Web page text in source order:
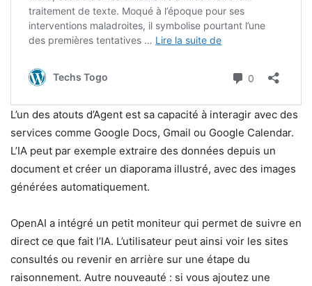
L’un des atouts d’Agent est sa capacité à interagir avec des
services comme Google Docs, Gmail ou Google Calendar.
L’IA peut par exemple extraire des données depuis un
document et créer un diaporama illustré, avec des images
générées automatiquement.
OpenAI a intégré un petit moniteur qui permet de suivre en
direct ce que fait l’IA. L’utilisateur peut ainsi voir les sites
consultés ou revenir en arrière sur une étape du
raisonnement. Autre nouveauté : si vous ajoutez une